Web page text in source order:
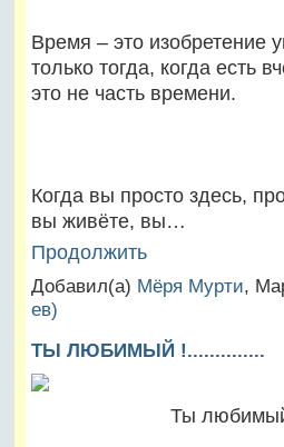
Время – это изобретение
только тогда, когда есть
это не часть времени.
Когда вы просто здесь,
вы живёте, вы…
Продолжить
Добавил(а) Мёря Мурти,
ев)
ТЫ ЛЮБИМЫЙ !..............
Ты